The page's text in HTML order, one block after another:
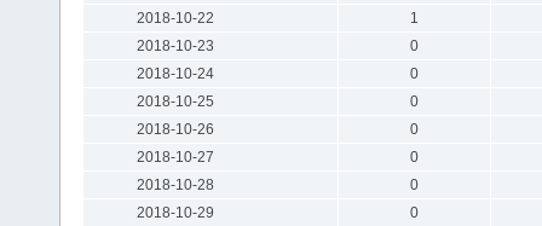
2018-10-22
1
2018-10-23
0
2018-10-24
0
2018-10-25
0
2018-10-26
0
2018-10-27
0
2018-10-28
0
2018-10-29
0